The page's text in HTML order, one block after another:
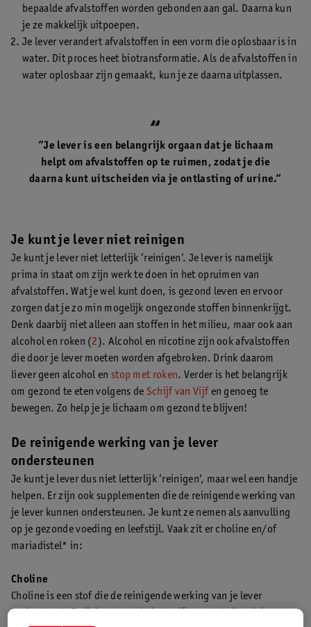
bepaalde afvalstoffen worden gebonden aan gal. Daarna kun
je ze makkelijk uitpoepen.
Je lever verandert afvalstoffen in een vorm die oplosbaar is in
water. Dit proces heet biotransformatie. Als de afvalstoffen in
water oplosbaar zijn gemaakt, kun je ze daarna uitplassen.
“Je lever is een belangrijk orgaan dat je lichaam
helpt om afvalstoffen op te ruimen, zodat je die
daarna kunt uitscheiden via je ontlasting of urine.“
Je kunt je lever niet reinigen
Je kunt je lever niet letterlijk ‘reinigen’. Je lever is namelijk
prima in staat om zijn werk te doen in het opruimen van
afvalstoffen. Wat je wel kunt doen, is gezond leven en ervoor
zorgen dat je zo min mogelijk ongezonde stoffen binnenkrijgt.
Denk daarbij niet alleen aan stoffen in het milieu, maar ook aan
alcohol en roken (2). Alcohol en nicotine zijn ook afvalstoffen
die door je lever moeten worden afgebroken. Drink daarom
liever geen alcohol en stop met roken. Verder is het belangrijk
om gezond te eten volgens de Schijf van Vijf en genoeg te
bewegen. Zo help je je lichaam om gezond te blijven!
De reinigende werking van je lever
ondersteunen
Je kunt je lever dus niet letterlijk ‘reinigen’, maar wel een handje
helpen. Er zijn ook supplementen die de reinigende werking van
je lever kunnen ondersteunen. Je kunt ze nemen als aanvulling
op je gezonde voeding en leefstijl. Vaak zit er choline en/of
mariadistel* in:
Choline
Choline is een stof die de reinigende werking van je lever
ondersteunt. Je lichaam maakt het zelf aan. Het zit ook in